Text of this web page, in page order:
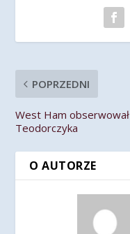
POPRZEDNI
West Ham obserwował
Teodorczyka
O AUTORZE